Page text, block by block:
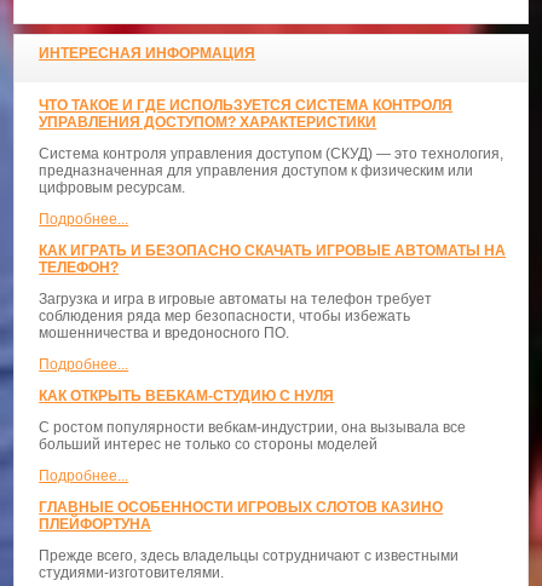
ИНТЕРЕСНАЯ ИНФОРМАЦИЯ
ЧТО ТАКОЕ И ГДЕ ИСПОЛЬЗУЕТСЯ СИСТЕМА КОНТРОЛЯ
УПРАВЛЕНИЯ ДОСТУПОМ? ХАРАКТЕРИСТИКИ
Система контроля управления доступом (СКУД) — это технология,
предназначенная для управления доступом к физическим или
цифровым ресурсам.
Подробнее...
КАК ИГРАТЬ И БЕЗОПАСНО СКАЧАТЬ ИГРОВЫЕ АВТОМАТЫ НА
ТЕЛЕФОН?
Загрузка и игра в игровые автоматы на телефон требует
соблюдения ряда мер безопасности, чтобы избежать
мошенничества и вредоносного ПО.
Подробнее...
КАК ОТКРЫТЬ ВЕБКАМ-СТУДИЮ С НУЛЯ
С ростом популярности вебкам-индустрии, она вызывала все
больший интерес не только со стороны моделей
Подробнее...
ГЛАВНЫЕ ОСОБЕННОСТИ ИГРОВЫХ СЛОТОВ КАЗИНО
ПЛЕЙФОРТУНА
Прежде всего, здесь владельцы сотрудничают с известными
студиями-изготовителями.